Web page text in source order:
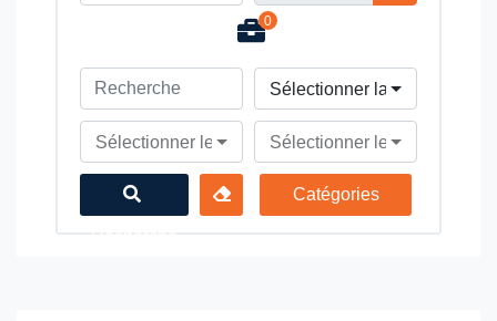
0
Sélectionner la marque du
Sélectionner le modèle du véhicule
Sélectionner le type du
Catégories